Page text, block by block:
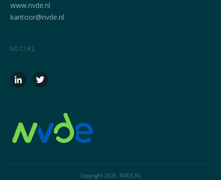
www.nvde.nl
kantoor@nvde.nl
SOCIAL
Copyright 2026, NVDE.NL